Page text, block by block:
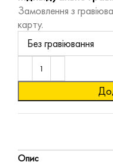
Замовлення з
карту.
Опис